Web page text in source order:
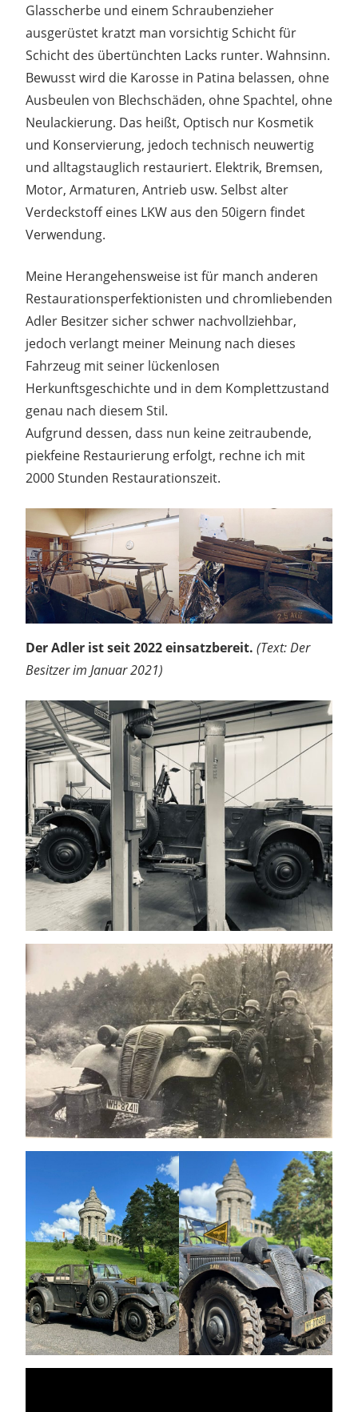
Glasscherbe und einem Schraubenzieher
ausgerüstet kratzt man vorsichtig Schicht für
Schicht des übertünchten Lacks runter. Wahnsinn.
Bewusst wird die Karosse in Patina belassen, ohne
Ausbeulen von Blechschäden, ohne Spachtel, ohne
Neulackierung. Das heißt, Optisch nur Kosmetik
und Konservierung, jedoch technisch neuwertig
und alltagstauglich restauriert. Elektrik, Bremsen,
Motor, Armaturen, Antrieb usw. Selbst alter
Verdeckstoff eines LKW aus den 50igern findet
Verwendung.
Meine Herangehensweise ist für manch anderen
Restaurationsperfektionisten und chromliebenden
Adler Besitzer sicher schwer nachvollziehbar,
jedoch verlangt meiner Meinung nach dieses
Fahrzeug mit seiner lückenlosen
Herkunftsgeschichte und in dem Komplettzustand
genau nach diesem Stil.
Aufgrund dessen, dass nun keine zeitraubende,
piekfeine Restaurierung erfolgt, rechne ich mit
2000 Stunden Restaurationszeit.
Der Adler ist seit 2022 einsatzbereit. (Text: Der
Besitzer im Januar 2021)